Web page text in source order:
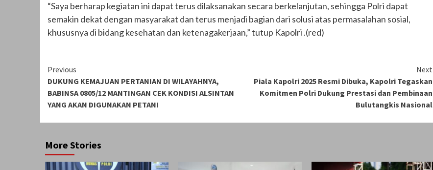
“Saya berharap kegiatan ini dapat terus dilaksanakan secara berkelanjutan, sehingga Polri dapat
semakin dekat dengan masyarakat dan terus menjadi bagian dari solusi atas permasalahan sosial,
khususnya di bidang kesehatan dan ketenagakerjaan,” tutup Kapolri .(red)
Continue
Reading
Previous
DUKUNG KEMAJUAN PERTANIAN DI WILAYAHNYA,
BABINSA 0805/12 MANTINGAN CEK KONDISI ALSINTAN
YANG AKAN DIGUNAKAN PETANI
Next
Piala Kapolri 2025 Resmi Dibuka, Kapolri Tegaskan
Komitmen Polri Dukung Prestasi dan Pembinaan
Bulutangkis Nasional
More Stories